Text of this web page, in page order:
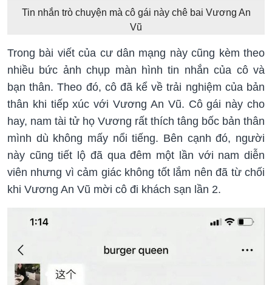
Tin nhắn trò chuyện mà cô gái này chê bai Vương An
Vũ
Trong bài viết của cư dân mạng này cũng kèm theo
nhiều bức ảnh chụp màn hình tin nhắn của cô và
bạn thân. Theo đó, cô đã kể về trải nghiệm của bản
thân khi tiếp xúc với Vương An Vũ. Cô gái này cho
hay, nam tài tử họ Vương rất thích tâng bốc bản thân
mình dù không mấy nổi tiếng. Bên cạnh đó, người
này cũng tiết lộ đã qua đêm một lần với nam diễn
viên nhưng vì cảm giác không tốt lắm nên đã từ chối
khi Vương An Vũ mời cô đi khách sạn lần 2.